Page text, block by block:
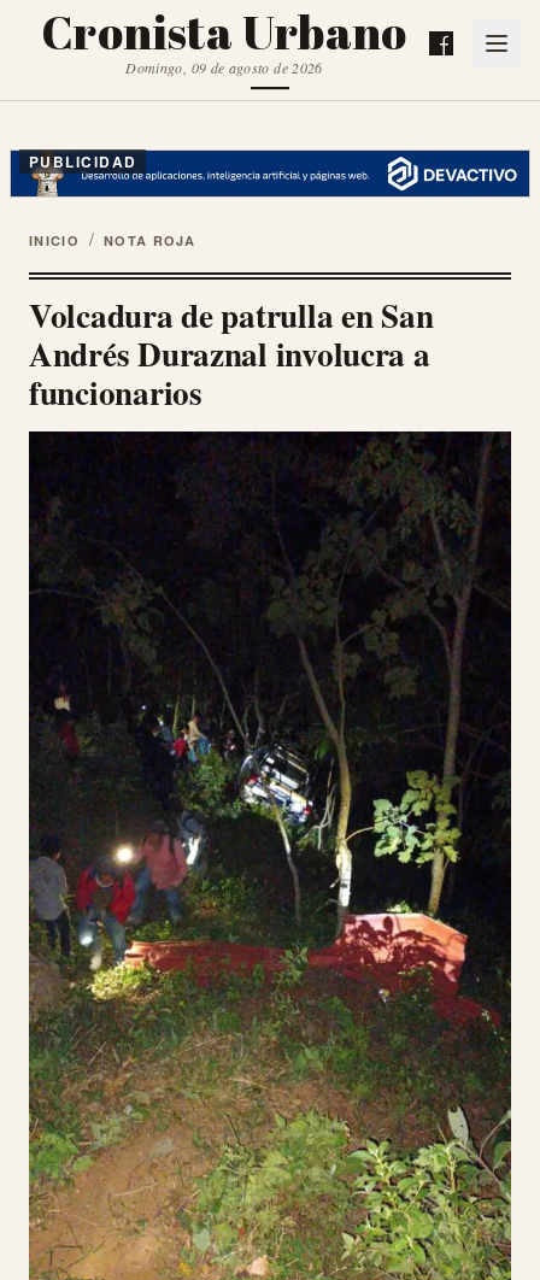
Cronista Urbano
Domingo, 09 de agosto de 2026
PUBLICIDAD
INICIO / NOTA ROJA
Volcadura de patrulla en San
Andrés Duraznal involucra a
funcionarios